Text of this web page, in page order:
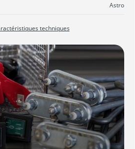
Astro
techniques